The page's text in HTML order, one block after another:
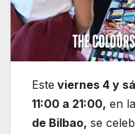
Este viernes 4 y
11:00 a 21:00, en la
de Bilbao, se